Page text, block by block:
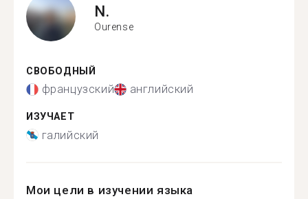
N.
Ourense
СВОБОДНЫЙ
французский английский
ИЗУЧАЕТ
галийский
Мои цели в изучении языка